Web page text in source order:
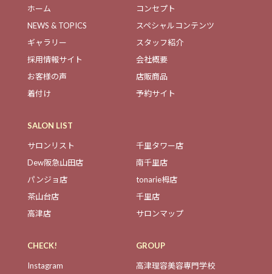
ホーム
コンセプト
NEWS & TOPICS
スペシャルコンテンツ
ギャラリー
スタッフ紹介
採用情報サイト
会社概要
お客様の声
店販商品
着付け
予約サイト
SALON LIST
サロンリスト
千里タワー店
Dew阪急山田店
南千里店
パンジョ店
tonarie栂店
茶山台店
千里店
高津店
サロンマップ
CHECK!
Instagram
GROUP
高津理容美容専門学校